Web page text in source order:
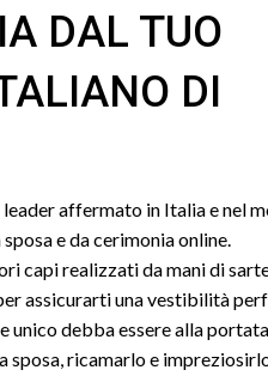
DAL TUO
DI
leader affermato in Italia e nel
e da cerimonia online.
capi realizzati da mani di
assicurarti una vestibilità
unico debba essere alla
sposa, ricamarlo e